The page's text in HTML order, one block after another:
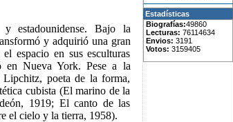
y estadounidense. Bajo la
y adquirió una gran
espacio en sus esculturas
en Nueva York. Pese a la
poeta de la forma,
cubista (El marino de la
1919; El canto de las
el cielo y la tierra, 1958).
Estadísticas
Biografías:49860
Lecturas: 76114634
Envios: 3191
Votos: 3159405